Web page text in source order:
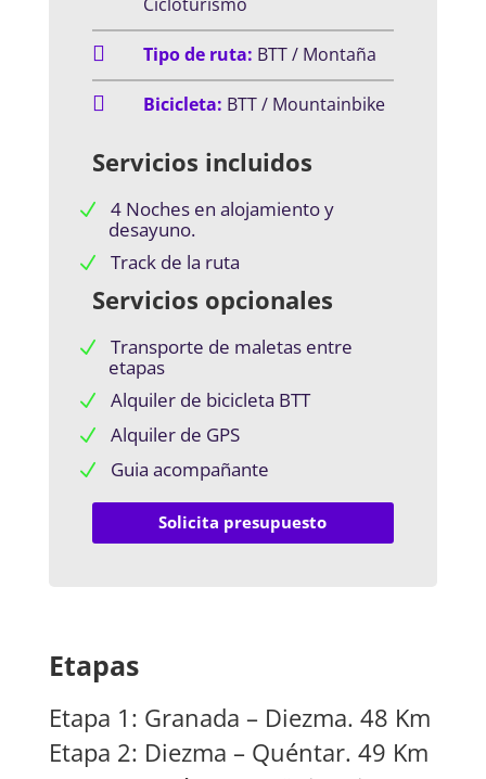
 Tipo de ruta: BTT / Montaña
 Bicicleta: BTT / Mountainbike
Servicios incluidos
4 Noches en alojamiento y
desayuno.
Track de la ruta
Servicios opcionales
Transporte de maletas entre
etapas
Alquiler de bicicleta BTT
Alquiler de GPS
Guia acompañante
Solicita presupuesto
Etapas
Etapa 1: Granada – Diezma. 48 Km
Etapa 2: Diezma – Quéntar. 49 Km